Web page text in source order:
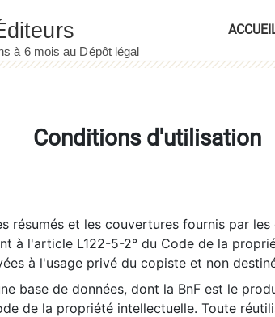
Conditions d'utilisation
résumés et les couvertures fournis par
à l'article L122-5-2° du Code de la
à l'usage privé du copiste et non
base de données, dont la BnF est le
de la propriété intellectuelle. Toute